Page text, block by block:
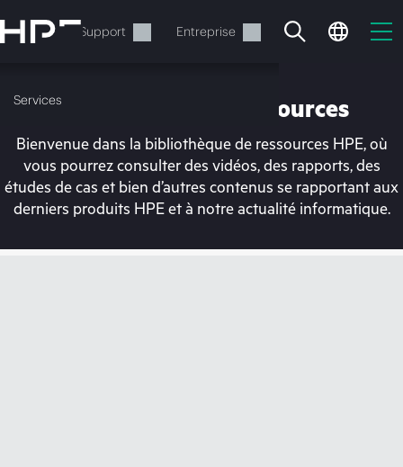
au
contenu
Services Support Entreprise
Services
Votre panier est
Bibliothèque de ressources
Bienvenue dans la bibliothèque de ressources HPE, où
vous pourrez consulter des vidéos, des rapports, des
études de cas et bien d’autres contenus se rapportant aux
derniers produits HPE et à notre actualité informatique.